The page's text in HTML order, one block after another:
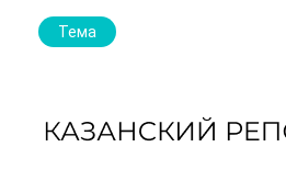
Тема